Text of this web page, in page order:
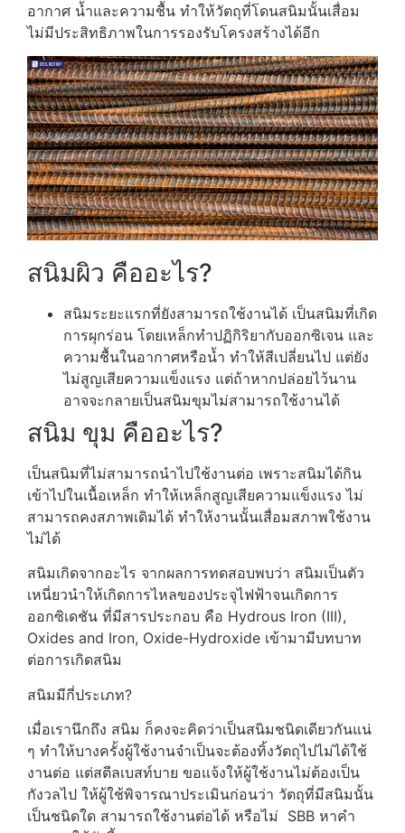
อากาศ น้ำและความชื้น ทำให้วัตถุที่โดนสนิมนั้นเสื่อม
ไม่มีประสิทธิภาพในการรองรับโครงสร้างได้อีก
สนิมผิว คืออะไร?
สนิมระยะแรกที่ยังสามารถใช้งานได้ เป็นสนิมที่เกิด
การผุกร่อน โดยเหล็กทำปฏิกิริยากับออกซิเจน และ
ความชื้นในอากาศหรือน้ำ ทำให้สีเปลี่ยนไป แต่ยัง
ไม่สูญเสียความแข็งแรง แต่ถ้าหากปล่อยไว้นาน
อาจจะกลายเป็นสนิมขุมไม่สามารถใช้งานได้
สนิม ขุม คืออะไร?
เป็นสนิมที่ไม่สามารถนำไปใช้งานต่อ เพราะสนิมได้กิน
เข้าไปในเนื้อเหล็ก ทำให้เหล็กสูญเสียความแข็งแรง ไม่
สามารถคงสภาพเดิมได้ ทำให้งานนั้นเสื่อมสภาพใช้งาน
ไม่ได้
สนิมเกิดจากอะไร จากผลการทดสอบพบว่า สนิมเป็นตัว
เหนี่ยวนำให้เกิดการไหลของประจุไฟฟ้าจนเกิดการ
ออกซิเดชัน ที่มีสารประกอบ คือ Hydrous Iron (III),
Oxides and Iron, Oxide-Hydroxide เข้ามามีบทบาท
ต่อการเกิดสนิม
สนิมมีกี่ประเภท?
เมื่อเรานึกถึง สนิม ก็คงจะคิดว่าเป็นสนิมชนิดเดียวกันแน่
ๆ ทำให้บางครั้งผู้ใช้งานจำเป็นจะต้องทิ้งวัตถุไปไม่ได้ใช้
งานต่อ แต่สตีลเบสท์บาย ขอแจ้งให้ผู้ใช้งานไม่ต้องเป็น
กังวลไป ให้ผู้ใช้พิจารณาประเมินก่อนว่า วัตถุที่มีสนิมนั้น
เป็นชนิดใด สามารถใช้งานต่อได้ หรือไม่ SBB หาคำ